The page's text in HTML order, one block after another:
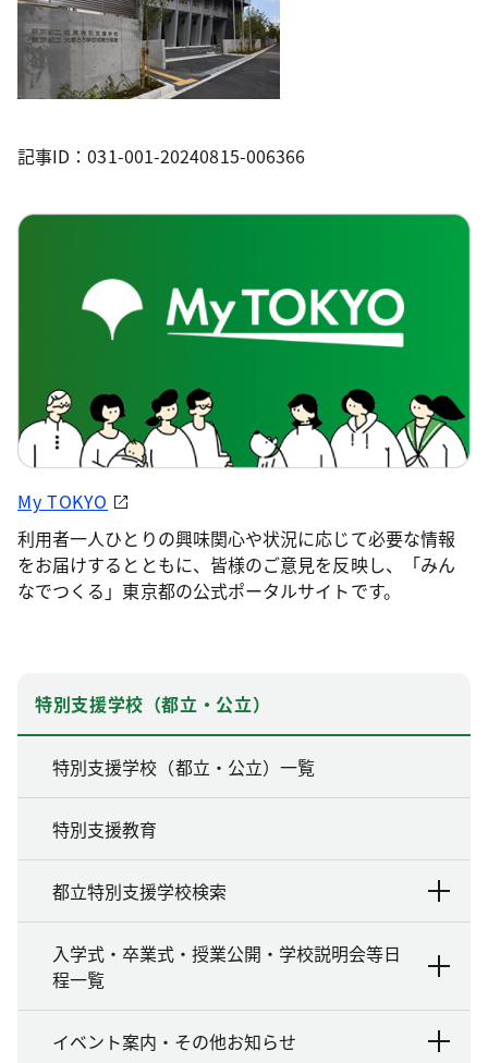
記事ID：031-001-20240815-006366
My TOKYO
利用者一人ひとりの興味関心や状況に応じて必要な情報
をお届けするとともに、皆様のご意見を反映し、「みん
なでつくる」東京都の公式ポータルサイトです。
特別支援学校（都立・公立）
特別支援学校（都立・公立）一覧
特別支援教育
都立特別支援学校検索
入学式・卒業式・授業公開・学校説明会等日
程一覧
イベント案内・その他お知らせ